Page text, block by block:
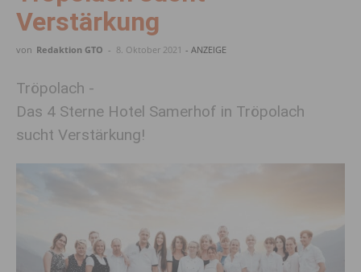
Verstärkung
von Redaktion GTO - 8. Oktober 2021 - ANZEIGE
Tröpolach -
Das 4 Sterne Hotel Samerhof in Tröpolach
sucht Verstärkung!